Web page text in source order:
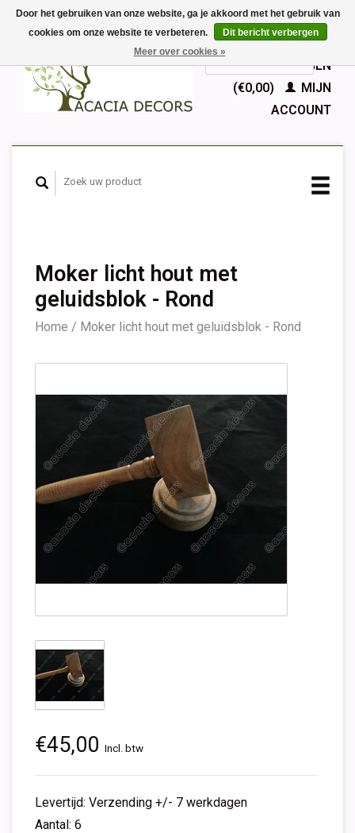
EUR
GBPNederlands
Deutsch
English
Français
WINKELWAGEN
(€0,00)
MIJN
ACCOUNT
Moker licht hout met
geluidsblok - Rond
Home / Moker licht hout met geluidsblok - Rond
€45,00 Incl. btw
Levertijd: Verzending +/- 7 werkdagen
Aantal: 6
Door het gebruiken van onze website, ga je akkoord met het gebruik van
cookies om onze website te verbeteren.
Dit bericht verbergen
Meer over cookies »